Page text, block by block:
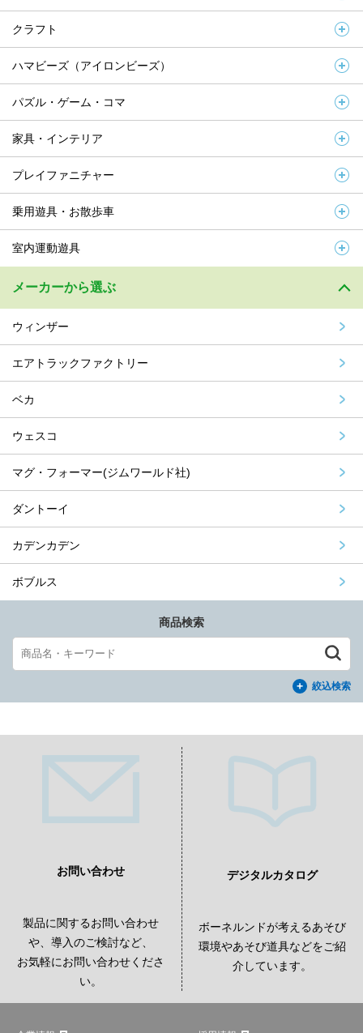
クラフト
ハマビーズ（アイロンビーズ）
パズル・ゲーム・コマ
家具・インテリア
プレイファニチャー
乗用遊具・お散歩車
室内運動遊具
メーカーから選ぶ
ウィンザー
エアトラックファクトリー
ベカ
ウェスコ
マグ・フォーマー(ジムワールド社)
ダントーイ
カデンカデン
ボブルス
商品検索
絞込検索
お問い合わせ
製品に関するお問い合わせ
や、導入のご検討など、
お気軽にお問い合わせくださ
い。
デジタルカタログ
ボーネルンドが考えるあそび
環境やあそび道具などをご紹
介しています。